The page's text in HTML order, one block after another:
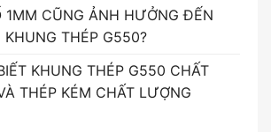
1MM CŨNG ẢNH HƯỞNG ĐẾN
THÉP G550?
KHUNG THÉP G550 CHẤT
THÉP KÉM CHẤT LƯỢNG